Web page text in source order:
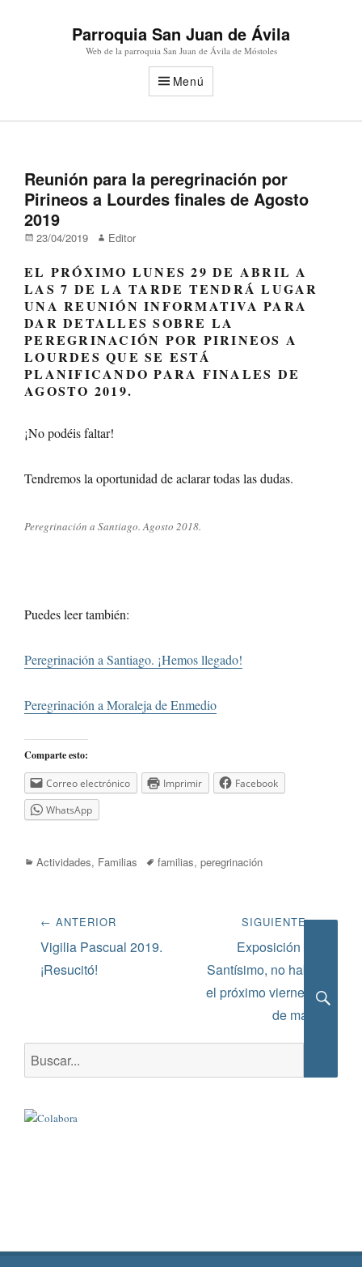
Parroquia San Juan de Ávila
Web de la parroquia San Juan de Ávila de Móstoles
Menú
Reunión para la peregrinación por
Pirineos a Lourdes finales de Agosto
2019
Publicado
23/04/2019 AutorEditor
EL PRÓXIMO LUNES 29 DE ABRIL A
LAS 7 DE LA TARDE TENDRÁ LUGAR
UNA REUNIÓN INFORMATIVA PARA
DAR DETALLES SOBRE LA
PEREGRINACIÓN POR PIRINEOS A
LOURDES QUE SE ESTÁ
PLANIFICANDO PARA FINALES DE
AGOSTO 2019.
¡No podéis faltar!
Tendremos la oportunidad de aclarar todas las dudas.
Peregrinación a Santiago. Agosto 2018.
Puedes leer también:
Peregrinación a Santiago. ¡Hemos llegado!
Peregrinación a Moraleja de Enmedio
Comparte esto:
Correo electrónico Imprimir
Facebook
WhatsApp
Categorías
Actividades, Familias Etiquetas
familias, peregrinación
Navegación
de
entradas
← ANTERIOR
Entrada
anterior:
Vigilia Pascual 2019.
¡Resucitó!
SIGUIENTE →
Siguiente
entrada:
Exposición del
Santísimo, no habrá
el próximo viernes 3
de mayo